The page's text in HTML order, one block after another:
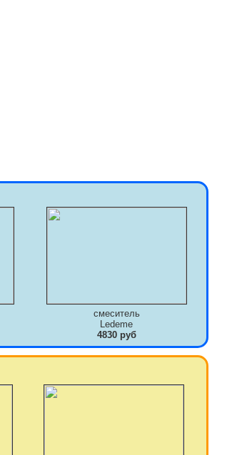
смеситель
Ledeme
4830 руб